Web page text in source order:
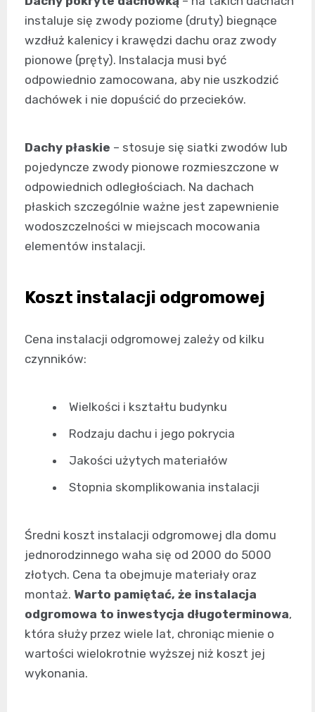
instaluje się zwody poziome (druty) biegnące
wzdłuż kalenicy i krawędzi dachu oraz zwody
pionowe (pręty). Instalacja musi być
odpowiednio zamocowana, aby nie uszkodzić
dachówek i nie dopuścić do przecieków.
Dachy płaskie – stosuje się siatki zwodów lub
pojedyncze zwody pionowe rozmieszczone w
odpowiednich odległościach. Na dachach
płaskich szczególnie ważne jest zapewnienie
wodoszczelności w miejscach mocowania
elementów instalacji.
Koszt instalacji odgromowej
Cena instalacji odgromowej zależy od kilku
czynników:
Wielkości i kształtu budynku
Rodzaju dachu i jego pokrycia
Jakości użytych materiałów
Stopnia skomplikowania instalacji
Średni koszt instalacji odgromowej dla domu
jednorodzinnego waha się od 2000 do 5000
złotych. Cena ta obejmuje materiały oraz
montaż. Warto pamiętać, że instalacja
odgromowa to inwestycja długoterminowa,
która służy przez wiele lat, chroniąc mienie o
wartości wielokrotnie wyższej niż koszt jej
wykonania.